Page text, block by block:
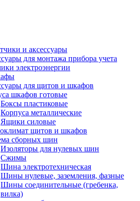
и аксессуары
для монтажа прибора учета
электроэнергии
для щитов и шкафов
шкафов готовые
Боксы пластиковые
Корпуса металлические
Ящики силовые
щитов и шкафов
сборных шин
Изоляторы для нулевых шин
Сжимы
Шина электротехническая
Шины нулевые, заземления, фазные
Шины соединительные (гребенка,
вилка)